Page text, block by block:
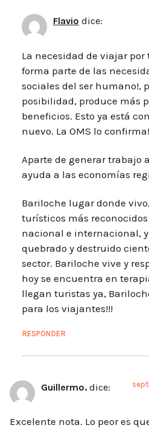
Flavio dice:
La necesidad de viajar
forma parte de las
sociales del ser humano!,
posibilidad, produce más
beneficios. Esto ya está
nuevo. La OMS lo confirma!
Aparte de generar trabajo
ayuda a las economías
Bariloche lugar donde
turísticos más
nacional e internacional,
quebrado y destruido
sector. Bariloche vive y
hoy se encuentra en
llegan turistas ya,
para los viajantes!!!
RESPONDER
Guillermo. dice:
Excelente nota. Lo peor es